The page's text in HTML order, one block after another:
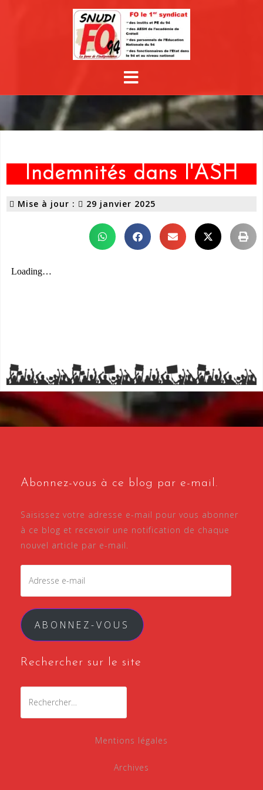
Indemnités dans l'ASH
Mise à jour : 29 janvier 2025
Abonnez-vous à ce blog par e-mail.
Saisissez votre adresse e-mail pour vous abonner
à ce blog et recevoir une notification de chaque
nouvel article par e-mail.
ABONNEZ-VOUS
Rechercher sur le site
Mentions légales
Archives